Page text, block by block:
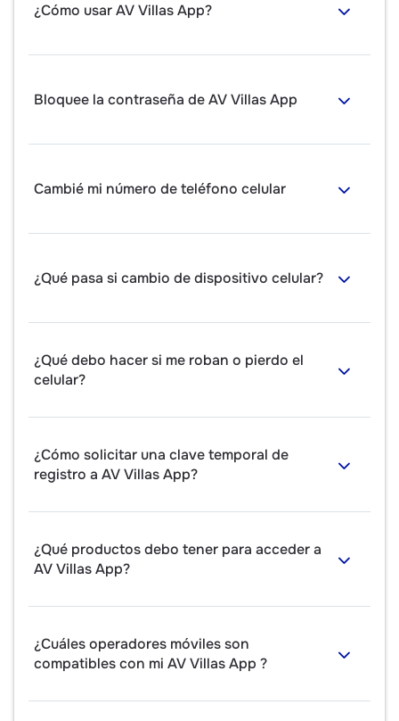
¿Cómo usar AV Villas App?
Bloquee la contraseña de AV Villas App
Cambié mi número de teléfono celular
¿Qué pasa si cambio de dispositivo celular?
¿Qué debo hacer si me roban o pierdo el
celular?
¿Cómo solicitar una clave temporal de
registro a AV Villas App?
¿Qué productos debo tener para acceder a
AV Villas App?
¿Cuáles operadores móviles son
compatibles con mi AV Villas App ?